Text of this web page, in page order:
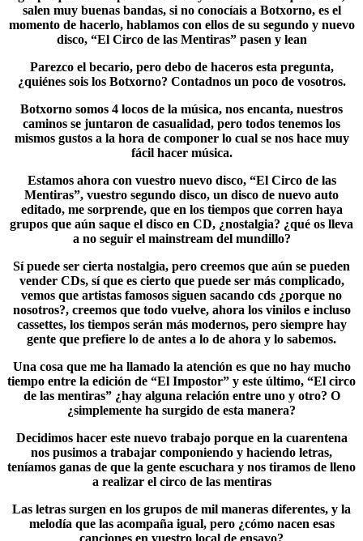
salen muy buenas bandas, si no conocíais a Botxorno, es el
momento de hacerlo, hablamos con ellos de su segundo y nuevo
disco, “El Circo de las Mentiras” pasen y lean
Parezco el becario, pero debo de haceros esta pregunta,
¿quiénes sois los Botxorno? Contadnos un poco de vosotros.
Botxorno somos 4 locos de la música, nos encanta, nuestros
caminos se juntaron de casualidad, pero todos tenemos los
mismos gustos a la hora de componer lo cual se nos hace muy
fácil hacer música.
Estamos ahora con vuestro nuevo disco, “El Circo de las
Mentiras”, vuestro segundo disco, un disco de nuevo auto
editado, me sorprende, que en los tiempos que corren haya
grupos que aún saque el disco en CD, ¿nostalgia? ¿qué os lleva
a no seguir el mainstream del mundillo?
Sí puede ser cierta nostalgia, pero creemos que aún se pueden
vender CDs, sí que es cierto que puede ser más complicado,
vemos que artistas famosos siguen sacando cds ¿porque no
nosotros?, creemos que todo vuelve, ahora los vinilos e incluso
cassettes, los tiempos serán más modernos, pero siempre hay
gente que prefiere lo de antes a lo de ahora y lo sabemos.
Una cosa que me ha llamado la atención es que no hay mucho
tiempo entre la edición de “El Impostor” y este último, “El circo
de las mentiras” ¿hay alguna relación entre uno y otro? O
¿simplemente ha surgido de esta manera?
Decidimos hacer este nuevo trabajo porque en la cuarentena
nos pusimos a trabajar componiendo y haciendo letras,
teníamos ganas de que la gente escuchara y nos tiramos de lleno
a realizar el circo de las mentiras
Las letras surgen en los grupos de mil maneras diferentes, y la
melodía que las acompaña igual, pero ¿cómo nacen esas
canciones en vuestro local de ensayo?